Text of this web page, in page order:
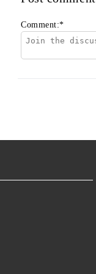
Comment:*